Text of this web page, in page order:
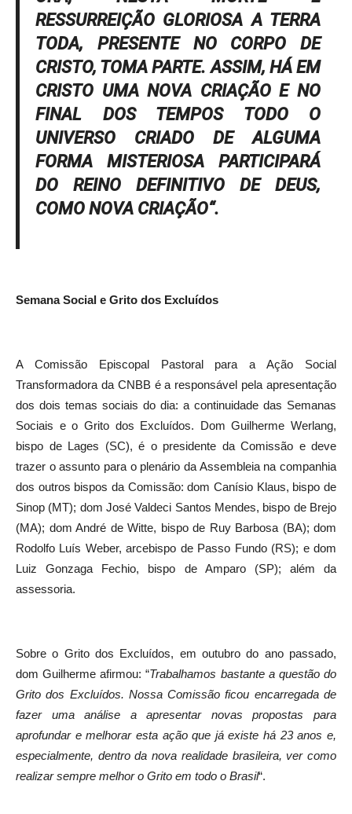
RESSURREIÇÃO GLORIOSA A TERRA
TODA, PRESENTE NO CORPO DE
CRISTO, TOMA PARTE. ASSIM, HÁ EM
CRISTO UMA NOVA CRIAÇÃO E NO
FINAL DOS TEMPOS TODO O
UNIVERSO CRIADO DE ALGUMA
FORMA MISTERIOSA PARTICIPARÁ
DO REINO DEFINITIVO DE DEUS,
COMO NOVA CRIAÇÃO“.
Semana Social e Grito dos Excluídos
A Comissão Episcopal Pastoral para a Ação Social
Transformadora da CNBB é a responsável pela apresentação
dos dois temas sociais do dia: a continuidade das Semanas
Sociais e o Grito dos Excluídos. Dom Guilherme Werlang,
bispo de Lages (SC), é o presidente da Comissão e deve
trazer o assunto para o plenário da Assembleia na companhia
dos outros bispos da Comissão: dom Canísio Klaus, bispo de
Sinop (MT); dom José Valdeci Santos Mendes, bispo de Brejo
(MA); dom André de Witte, bispo de Ruy Barbosa (BA); dom
Rodolfo Luís Weber, arcebispo de Passo Fundo (RS); e dom
Luiz Gonzaga Fechio, bispo de Amparo (SP); além da
assessoria.
Sobre o Grito dos Excluídos, em outubro do ano passado,
dom Guilherme afirmou: “Trabalhamos bastante a questão do
Grito dos Excluídos. Nossa Comissão ficou encarregada de
fazer uma análise a apresentar novas propostas para
aprofundar e melhorar esta ação que já existe há 23 anos e,
especialmente, dentro da nova realidade brasileira, ver como
realizar sempre melhor o Grito em todo o Brasil“.